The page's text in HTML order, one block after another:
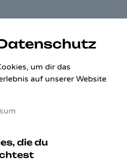
um dir das
auf unserer Website
die du